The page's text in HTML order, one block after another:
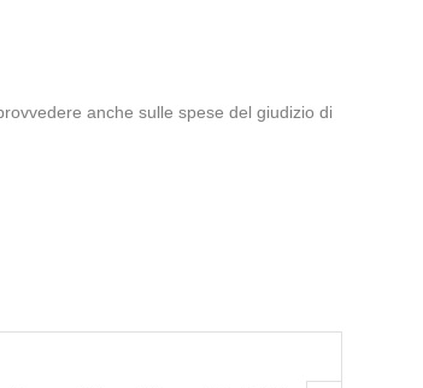
anche sulle spese del giudizio di